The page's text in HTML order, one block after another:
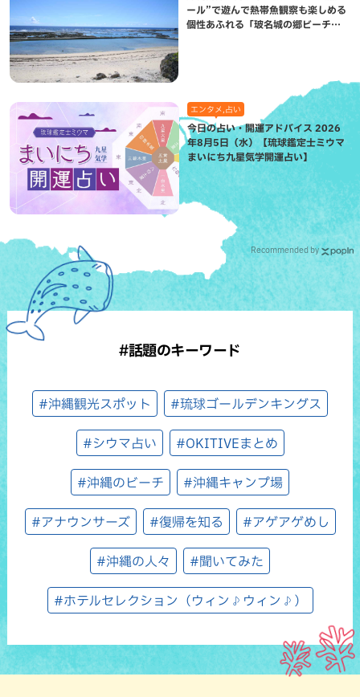
ール”で遊んで熱帯魚観察も楽しめる
個性あふれる「玻名城の郷ビーチ」
エンタメ,占い
今日の占い・開運アドバイス 2026
年8月5日（水）【琉球鑑定士ミウマ
まいにち九星気学開運占い】
Recommended by
#話題のキーワード
#沖縄観光スポット #琉球ゴールデンキングス
#シウマ占い #OKITIVEまとめ
#沖縄のビーチ #沖縄キャンプ場
#アナウンサーズ #復帰を知る #アゲアゲめし
#沖縄の人々 #聞いてみた
#ホテルセレクション（ウィン♪ウィン♪）